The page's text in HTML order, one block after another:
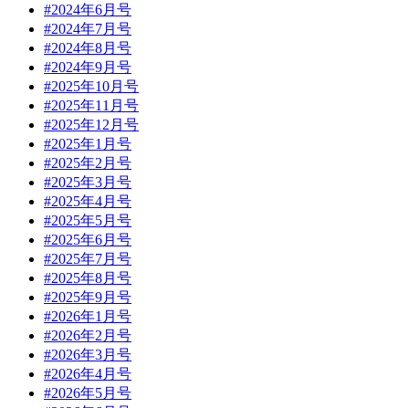
#2024年6月号
#2024年7月号
#2024年8月号
#2024年9月号
#2025年10月号
#2025年11月号
#2025年12月号
#2025年1月号
#2025年2月号
#2025年3月号
#2025年4月号
#2025年5月号
#2025年6月号
#2025年7月号
#2025年8月号
#2025年9月号
#2026年1月号
#2026年2月号
#2026年3月号
#2026年4月号
#2026年5月号